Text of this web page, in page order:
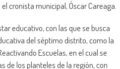
cronista municipal, Óscar Careaga.
educativo, con las que se busca
del séptimo distrito, como la
Escuelas, en el cual se
de los planteles de la región, con